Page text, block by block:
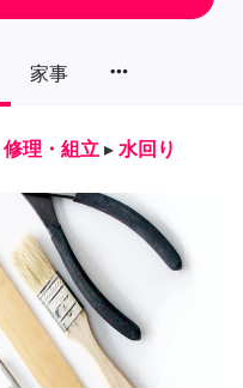
家事 more_horiz
修理・組立 ▸ 水回り